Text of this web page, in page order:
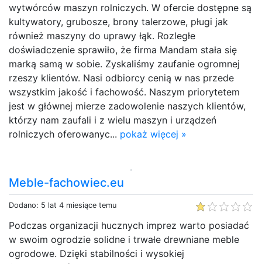
wytwórców maszyn rolniczych. W ofercie dostępne są
kultywatory, grubosze, brony talerzowe, pługi jak
również maszyny do uprawy łąk. Rozległe
doświadczenie sprawiło, że firma Mandam stała się
marką samą w sobie. Zyskaliśmy zaufanie ogromnej
rzeszy klientów. Nasi odbiorcy cenią w nas przede
wszystkim jakość i fachowość. Naszym priorytetem
jest w głównej mierze zadowolenie naszych klientów,
którzy nam zaufali i z wielu maszyn i urządzeń
rolniczych oferowanyc... pokaż więcej »
Meble-fachowiec.eu
Dodano: 5 lat 4 miesiące temu
Podczas organizacji hucznych imprez warto posiadać
w swoim ogrodzie solidne i trwałe drewniane meble
ogrodowe. Dzięki stabilności i wysokiej